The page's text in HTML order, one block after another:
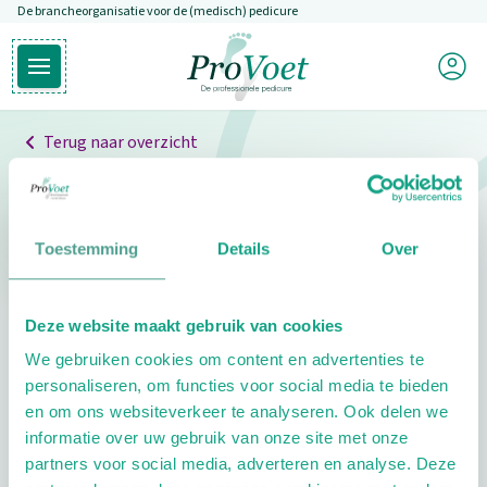
Toestemming Details Over
Deze website maakt gebruik van cookies
We gebruiken cookies om content en advertenties te
personaliseren, om functies voor social media te bieden
en om ons websiteverkeer te analyseren. Ook delen we
informatie over uw gebruik van onze site met onze
partners voor social media, adverteren en analyse. Deze
Overslaan en naar de inhoud gaan
De brancheorganisatie voor de (medisch) pedicure
Open hoofdmenu
Ga naar de homepagina
Mijn
Terug naar overzicht
Professionals
Pedicure niet gevonden
pedicure.